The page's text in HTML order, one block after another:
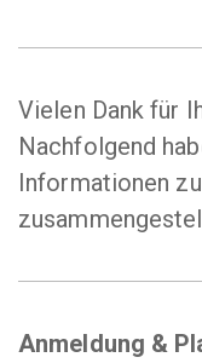
Vielen Dank für
Nachfolgend
Informationen
Anmeldung &